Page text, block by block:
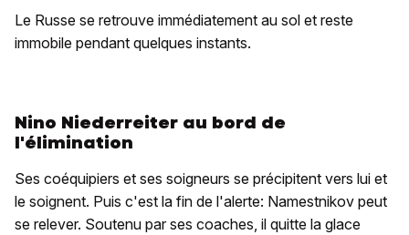
Le Russe se retrouve immédiatement au sol et reste
immobile pendant quelques instants.
Nino Niederreiter au bord de
l'élimination
Ses coéquipiers et ses soigneurs se précipitent vers lui et
le soignent. Puis c'est la fin de l'alerte: Namestnikov peut
se relever. Soutenu par ses coaches, il quitte la glace